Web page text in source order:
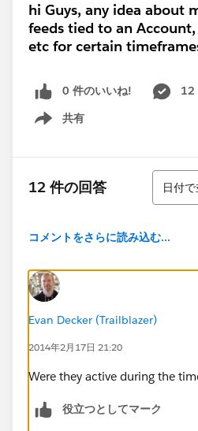
hi Guys, any idea about
feeds tied to an
etc for certain
0 件のいいね!
12
共有
Show menu
12 件の回答
並び替え
日付
コメントをさらに読み込む...
Evan Decker (Trailblazer)
2014年2月17日 21:20
Were they active during the
役立つとしてマーク